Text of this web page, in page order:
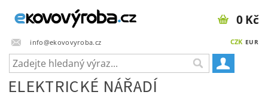
info@ekovovyroba.cz CZK EUR
0 Kč
ELEKTRICKÉ NÁŘADÍ